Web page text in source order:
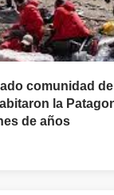
comunidad de
la
de años